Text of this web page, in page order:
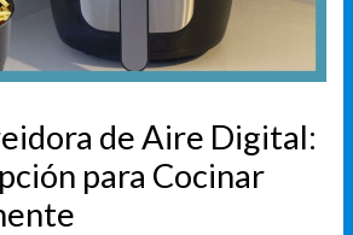
de Aire Digital:
para Cocinar